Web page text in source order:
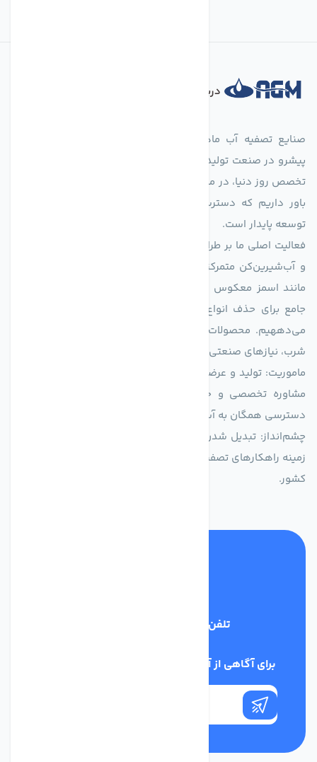
درباره فروشگاه
پیشرو در صنعت تولید تجهیزات تصفیه آب، با تکیه بر دانش فنی و
تخصص روز دنیا، در مسیر تأمین آب سالم و پایدار گام برمی‌دارد. ما
باور داریم که دسترسی به آب پاک، یک حق اساسی و زیربنای
توسعه پایدار است.
فعالیت اصلی ما بر طراحی و تولید سیستم‌های پیشرفته تصفیه آب
و آب‌شیرین‌کن متمرکز است. ما با بهره‌گیری از فناوری‌های نوین
جامع برای حذف انواع آلاینده‌ها، املاح و نمک از منابع آبی ارائه
می‌دههیم. محصولات ما برای مصارف متنوعی از جمله تأمین آب
شرب، نیازهای صنعتی و کشاورزی طراحی و بهینه‌سازی شده‌اند.
ماموریت: تولید و عرضه محصولاتی با بالاترین استاندارد کیفی، ارائه
مشاوره تخصصی و خدمات پس از فروش مطمئن برای تضمین
دسترسی همگان به آب پاک و سالم.
چشم‌انداز: تبدیل شدن به انتخاب اول صنایع و مصرف‌کنندگان در
زمینه راهکارهای تصفیه آب و ایفای نقشی کلیدی در حفظ منابع آبی
کشور.
تلفن پشتیبانی
برای آگاهی از آخرین اخبار در خبرنامه ما عضو شوید